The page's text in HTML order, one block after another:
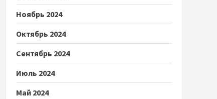
Ноябрь 2024
Октябрь 2024
Сентябрь 2024
Июль 2024
Май 2024